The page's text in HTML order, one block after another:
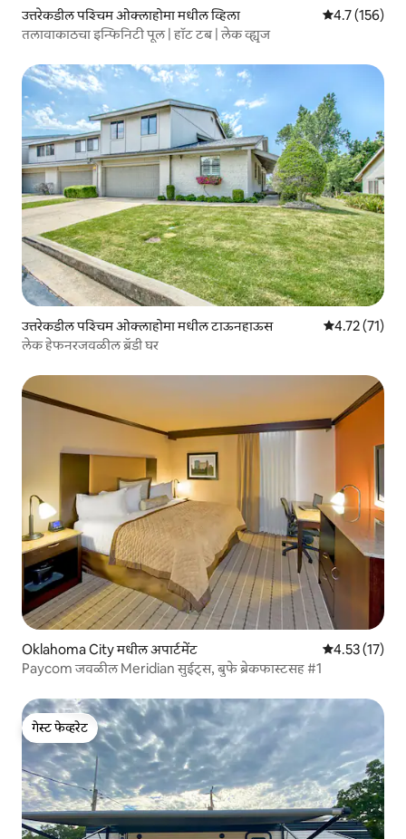
उत्तरेकडील पश्चिम ओक्लाहोमा मधील व्हिला 5 पैकी 4.7
4.7 (156)
तलावाकाठचा इन्फिनिटी पूल | हॉट टब | लेक व्ह्यूज
उत्तरेकडील पश्चिम ओक्लाहोमा मधील टाऊनहाऊस 5 पैकी 4.72
4.72 (71)
लेक हेफनरजवळील ब्रॅडी घर
Oklahoma City मधील अपार्टमेंट 5 पैकी 4.53
4.53 (17)
Paycom जवळील Meridian सुईट्स, बुफे ब्रेकफास्टसह #1
गेस्ट फेव्हरेट
गेस्ट फेव्हरेट